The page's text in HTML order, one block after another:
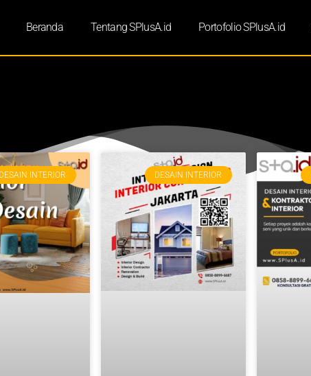
Beranda Tentang SPlusA.id Portofolio SPlusA.id
DESAIN INTERIOR DESAIN INTERIOR